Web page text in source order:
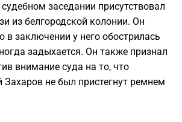
заседании присутствовал
из белгородской колонии. Он
в заключении у него обострилась
задыхается. Он также признал
внимание суда на то, что
Захаров не был пристегнут ремнем